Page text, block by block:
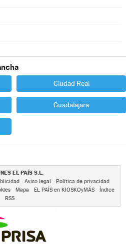
Ciudad Real
Guadalajara
EL PAÍS S.L.
Aviso legal
Política de privacidad
Mapa EL PAÍS en KIOSKOyMÁS
Índice
RSS